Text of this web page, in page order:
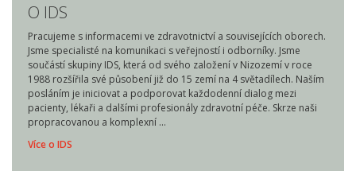
O IDS
Pracujeme s informacemi ve zdravotnictví a souvisejících oborech.
Jsme specialisté na komunikaci s veřejností i odborníky. Jsme
součástí skupiny IDS, která od svého založení v Nizozemí v roce
1988 rozšířila své působení již do 15 zemí na 4 světadílech. Naším
posláním je iniciovat a podporovat každodenní dialog mezi
pacienty, lékaři a dalšími profesionály zdravotní péče. Skrze naši
propracovanou a komplexní …
Více o IDS